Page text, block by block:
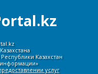
Казахстан
информации»
услуг